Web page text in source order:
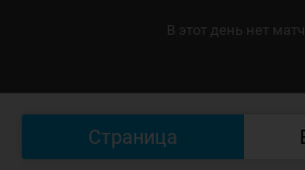
В этот день нет
Страница